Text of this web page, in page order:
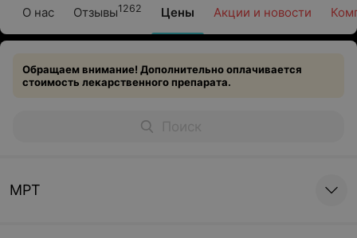
О нас Отзывы1262 Цены Акции и новости
Обращаем внимание! Дополнительно оплачивается
стоимость лекарственного препарата.
МРТ